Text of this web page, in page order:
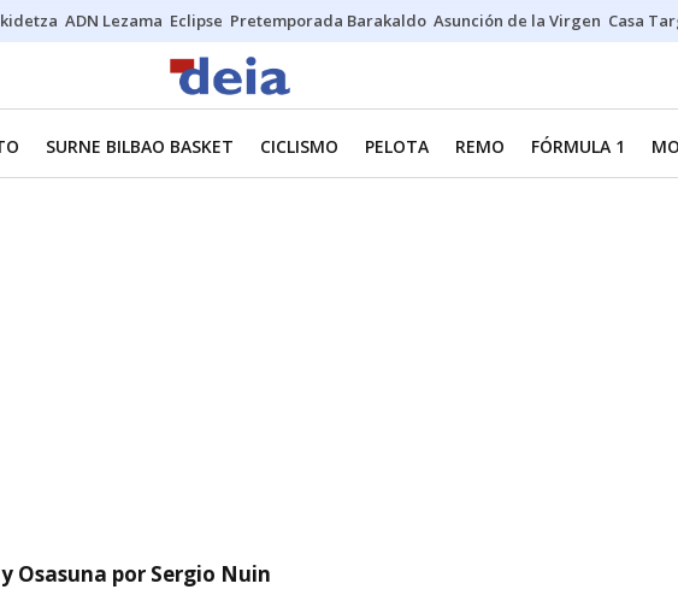
ADN Lezama Eclipse Pretemporada Barakaldo Asunción de la Virgen Casa
SURNE BILBAO BASKET CICLISMO PELOTA REMO FÓRMULA 1
Osasuna por Sergio Nuin